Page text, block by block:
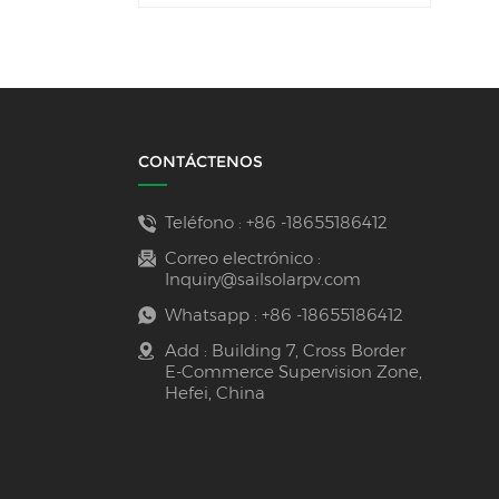
CONTÁCTENOS
Teléfono : +86 -18655186412
Correo electrónico :
Inquiry@sailsolarpv.com
Whatsapp : +86 -18655186412
Add : Building 7, Cross Border
E-Commerce Supervision Zone,
Hefei, China